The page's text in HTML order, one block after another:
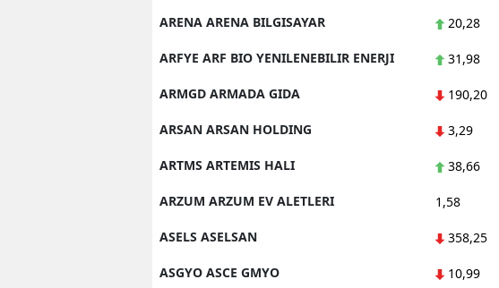
ARENA ARENA BILGISAYAR 20,28
ARFYE ARF BIO YENILENEBILIR ENERJI 31,98
ARMGD ARMADA GIDA 190,20
ARSAN ARSAN HOLDING 3,29
ARTMS ARTEMIS HALI 38,66
ARZUM ARZUM EV ALETLERI 1,58
ASELS ASELSAN 358,25
ASGYO ASCE GMYO 10,99